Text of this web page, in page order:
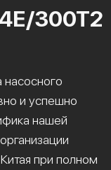
300Т2
насосного
и успешно
нашей
при полном